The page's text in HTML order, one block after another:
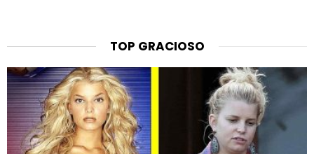
TOP GRACIOSO